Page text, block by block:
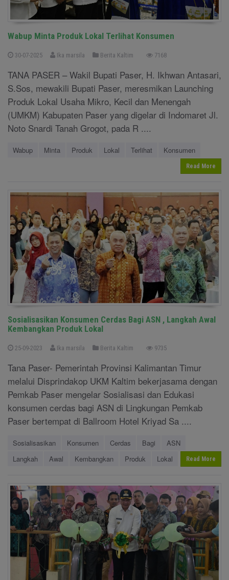
Wabup Minta Produk Lokal Terlihat Konsumen
30-07-2025 Ika marsila Berita Kaltim 7168
TANA PASER – Wakil Bupati Paser, H. Ikhwan Antasari,
S.Sos, mewakili Bupati Paser, meresmikan Launching
Produk Lokal Usaha Mikro, Kecil dan Menengah
(UMKM) Kabupaten Paser yang digelar di Indomaret Jl.
Noto Snardi Tanah Grogot, pada R ....
Wabup Minta Produk Lokal Terlihat Konsumen
Read More
Sosialisasikan Konsumen Cerdas Bagi ASN , Langkah Awal
Kembangkan Produk Lokal
25-09-2023 Ika marsila Berita Kaltim 9735
Tana Paser- Pemerintah Provinsi Kalimantan Timur
melalui Disprindakop UKM Kaltim bekerjasama dengan
Pemkab Paser mengelar Sosialisasi dan Edukasi
konsumen cerdas bagi ASN di Lingkungan Pemkab
Paser bertempat di Ballroom Hotel Kriyad Sa ....
Sosialisasikan Konsumen Cerdas Bagi
ASN
Langkah
Awal Kembangkan Produk Lokal Read More